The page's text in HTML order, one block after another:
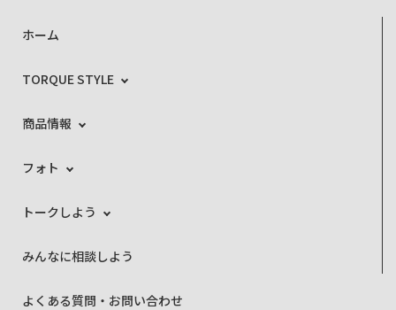
ホーム
TORQUE STYLE
商品情報
フォト
トークしよう
みんなに相談しよう
よくある質問・お問い合わせ